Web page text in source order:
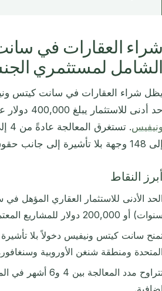
الشامل لمستثمري
حد أدنى للاستثمار يبلغ 400,000 دولار عبر
ونيفيس
إلى 148 وجهة بلا تأشيرة إلى جانب حقوق المواطنة الكاملة في الاتحاد.
أبرز النقاط
سنوات) أو 200,000 دولار للمشاريع المعتمدة القابلة لإعادة البيع.
المتحدة ومنطقة شنغن الأوروبية
إضافية.